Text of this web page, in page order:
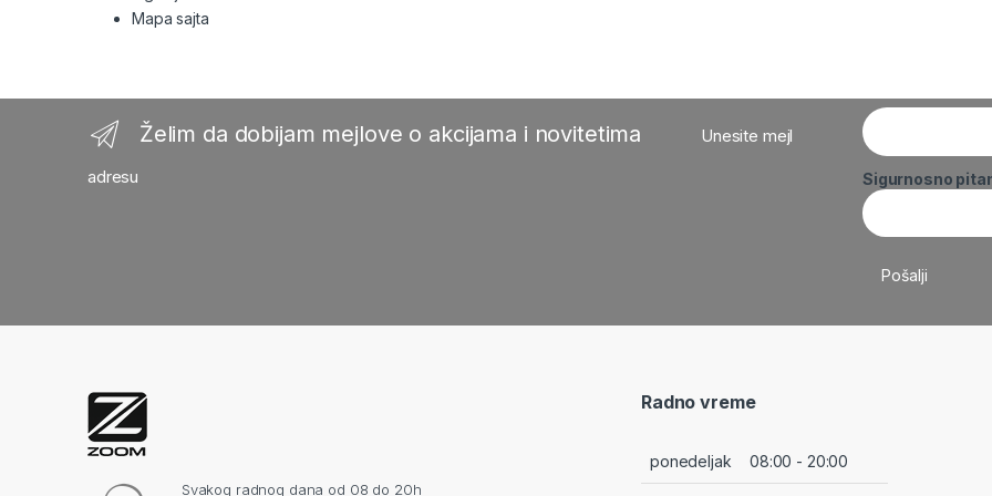
Mapa sajta
Želim da dobijam mejlove o akcijama i novitetima
Unesite mejl
adresu
Sigurnosno
Svakog radnog dana od 08 do 20h
Radno vreme
ponedeljak 08:00 - 20:00